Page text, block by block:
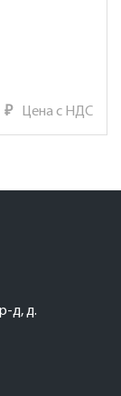
₽ Цена с НДС
д, д.